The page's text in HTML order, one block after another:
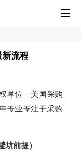
新流程
单位，美国采购
专业专注于采购
坑前提）